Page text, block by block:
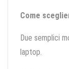
Come
Due semplici
laptop.